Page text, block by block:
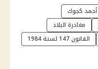
أحمد كجوك
مغادرة البلاد
القانون 147 لسنة 1984